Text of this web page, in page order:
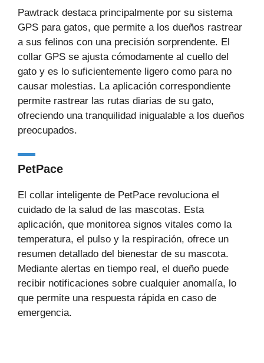
Pawtrack destaca principalmente por su sistema
GPS para gatos, que permite a los dueños rastrear
a sus felinos con una precisión sorprendente. El
collar GPS se ajusta cómodamente al cuello del
gato y es lo suficientemente ligero como para no
causar molestias. La aplicación correspondiente
permite rastrear las rutas diarias de su gato,
ofreciendo una tranquilidad inigualable a los dueños
preocupados.
PetPace
El collar inteligente de PetPace revoluciona el
cuidado de la salud de las mascotas. Esta
aplicación, que monitorea signos vitales como la
temperatura, el pulso y la respiración, ofrece un
resumen detallado del bienestar de su mascota.
Mediante alertas en tiempo real, el dueño puede
recibir notificaciones sobre cualquier anomalía, lo
que permite una respuesta rápida en caso de
emergencia.